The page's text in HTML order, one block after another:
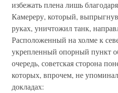
избежать плена лишь
Камереру, который,
руках, уничтожил танк,
Расположенный на холме к
укрепленный опорный пункт
очередь, советская сторона
которых, впрочем, не
докладах: